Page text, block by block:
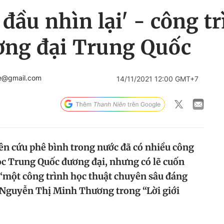
nhìn lại' - công
đại Trung Quốc
14/11/2021 12:00 GMT+7
cứu phê bình trong nước đã có nhiều công
Trung Quốc đương đại, nhưng có lẽ cuốn
công trình học thuật chuyên sâu đáng
Thị Minh Thương trong “Lời giới